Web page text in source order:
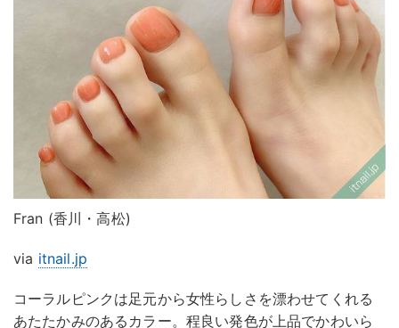
Fran (香川・高松)
via itnail.jp
コーラルピンクは足元から女性らしさを漂わせてくれる
あたたかみのあるカラー。程良い発色が上品でかわいら